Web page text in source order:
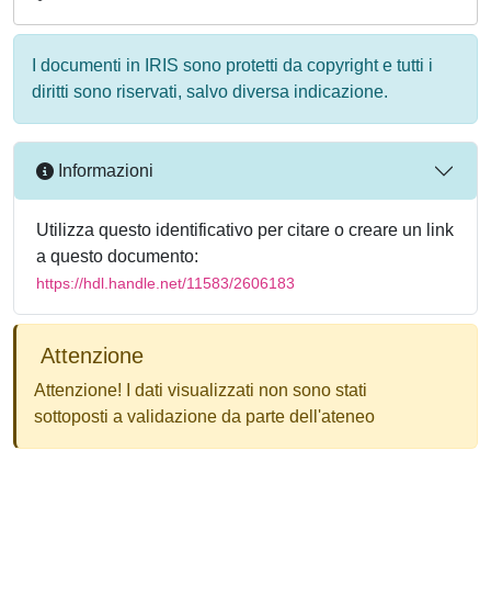
I documenti in IRIS sono protetti da copyright e tutti i
diritti sono riservati, salvo diversa indicazione.
Informazioni
Utilizza questo identificativo per citare o creare un link
a questo documento:
https://hdl.handle.net/11583/2606183
Attenzione
Attenzione! I dati visualizzati non sono stati
sottoposti a validazione da parte dell'ateneo